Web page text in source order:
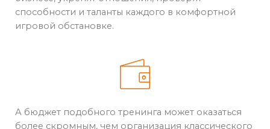
способности и таланты каждого в комфортной
игровой обстановке.
А бюджет подобного тренинга может оказаться
более скромным, чем организация классического